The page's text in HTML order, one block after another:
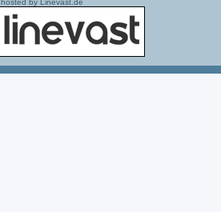
hosted by Linevast.de